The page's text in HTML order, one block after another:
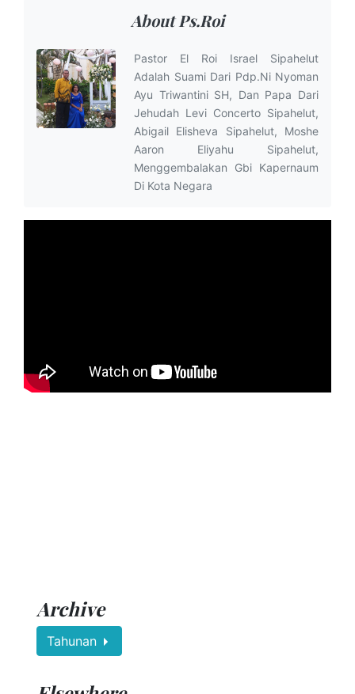
About Ps.Roi
Pastor El Roi Israel Sipahelut
Adalah Suami Dari Pdp.Ni Nyoman
Ayu Triwantini SH, Dan Papa Dari
Jehudah Levi Concerto Sipahelut,
Abigail Elisheva Sipahelut, Moshe
Aaron Eliyahu Sipahelut,
Menggembalakan Gbi Kapernaum
Di Kota Negara
Archive
Tahunan